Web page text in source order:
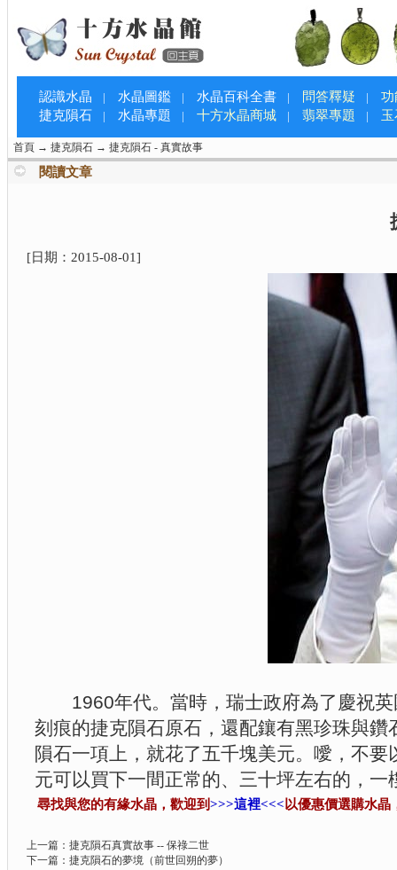
認識水晶 | 水晶圖鑑 | 水晶百科全書 | 問答釋疑 |
功
捷克隕石
| 水晶專題 | 十方水晶商城 | 翡翠專題 |
首頁 → 捷克隕石 → 捷克隕石 - 真實故事
閱讀文章
[日期： 2015-08-01]
1960年代。當時，瑞士政府為了慶祝英
刻痕的捷克隕石原石，還配鑲有黑珍珠與
隕石一項上，就花了五千塊美元。噯，不
元可以買下一間正常的、三十坪左右的，
尋找與您的有緣水晶，歡迎到>>>這裡<<< 以優惠價選購水
上一篇： 捷克隕石真實故事 -- 保祿二世
下一篇： 捷克隕石的夢境（前世回朔的夢）